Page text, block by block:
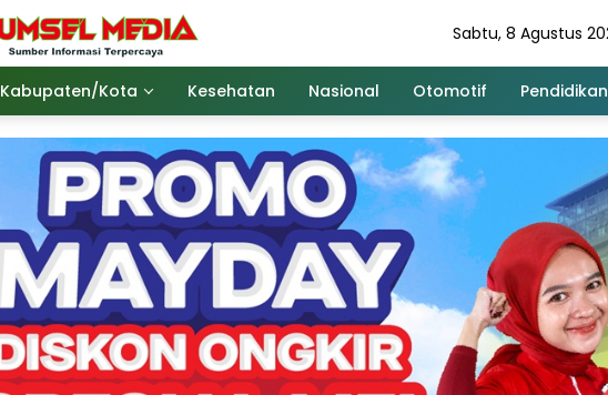
Sabtu, 8 Agustus
Kabupaten/Kota Kesehatan Nasional Otomotif Pendidikan